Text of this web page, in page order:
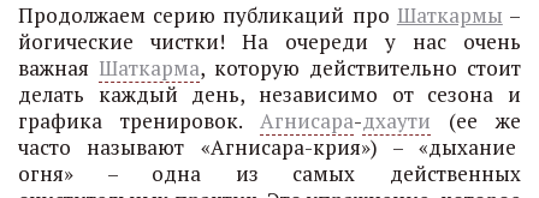
Продолжаем серию публикаций про Шаткармы –
йогические чистки! На очереди у нас очень
важная Шаткарма, которую действительно стоит
делать каждый день, независимо от сезона и
графика тренировок. Агнисара-дхаути (ее же
часто называют «Агнисара-крия») – «дыхание
огня» – одна из самых действенных